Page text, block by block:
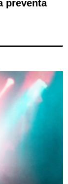
preventa